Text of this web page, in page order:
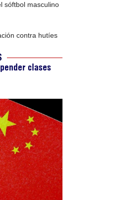
sóftbol masculino
contra hutíes
clases